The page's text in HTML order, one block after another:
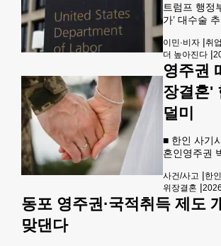
정책 기조 속
자에 대한 입
다 엄격해지
기반을 입증
류를 미리 준
하다는 것이
들은 영주권
국을 ‘실질적
하고
트럼프 행정
가’ 대수술
권리”미국인
차 대폭 강
등 영향워싱
부 건물. [로
정부가 취업
의 핵심 절차
(PERM) 제
편할 방침이
를 영주권으
기업들이 거
장 심사 절차
으로 보여 한
이민 신청자
게 적지 않은
이민·비자 |취
더 높아진다 |
영주권
장결혼'
덜미
■ 한인 사기
혼인영주권
민권자와 위
남성이 연방
인정하고 집
사건/사고 |한
위장결혼 |
동포 영주권·국적취득 제도
맞댄다